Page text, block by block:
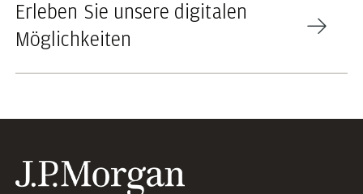
Erleben Sie unsere digitalen
Möglichkeiten